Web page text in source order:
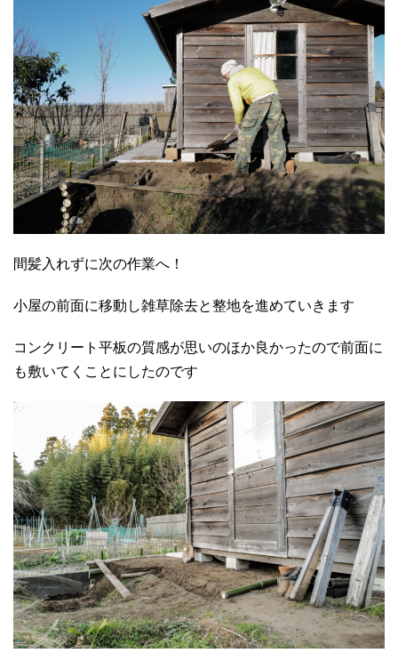
間髪入れずに次の作業へ！
小屋の前面に移動し雑草除去と整地を進めていきます
コンクリート平板の質感が思いのほか良かったので前面に
も敷いてくことにしたのです